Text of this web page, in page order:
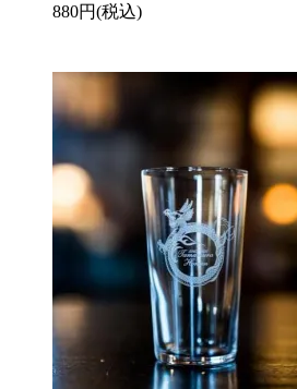
880円(税込)